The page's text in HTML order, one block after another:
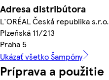
Adresa distribútora
L'ORÉAL Česká republika s.r.o.
Plzeňská 11/213
Praha 5
Ukázať všetko Šampóny
Príprava a použitie